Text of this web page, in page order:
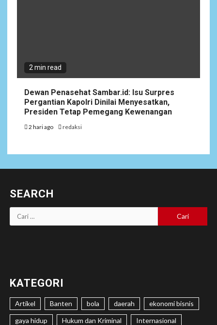
2 min read
Dewan Penasehat Sambar.id: Isu Surpres
Pergantian Kapolri Dinilai Menyesatkan,
Presiden Tetap Pemegang Kewenangan
2 hari ago redaksi
SEARCH
Cari
untuk:
KATEGORI
Artikel Banten bola daerah ekonomi bisnis
gaya hidup Hukum dan Kriminal Internasional